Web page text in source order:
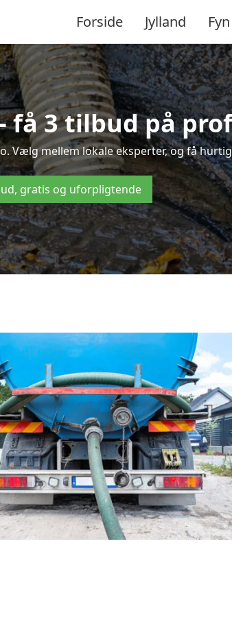
Forside Jylland Fyn
få 3 tilbud på
Vælg mellem lokale eksperter, og få
gratis og uforpligtende